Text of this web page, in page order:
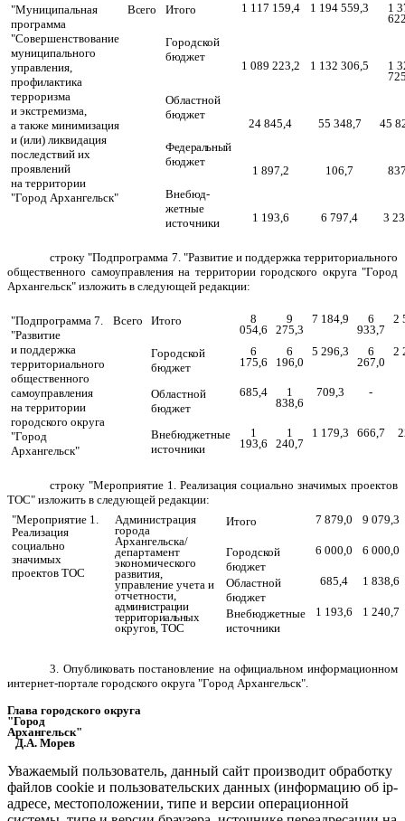
"Муниципальная
программа
"Совершенствование
муниципального
управления,
профилактика
терроризма
и экстремизма,
а также минимизация
и (или) ликвидация
последствий их
проявлений
на территории
"Город Архангельск"
Всего Итого 1 117 159,4 1 194 559,3
1
Городской
бюджет
1 089 223,2 1 132 306,5
1
Областной
бюджет
24 845,4 55 348,7
45
Федеральный
бюджет
1 897,2 106,7
Внебюд-
жетные
источники
1 193,6 6 797,4 3
строку "Подпрограмма 7. "Развитие и поддержка территориального
общественного самоуправления на территории городского округа "Город
Архангельск" изложить в следующей редакции:
"Подпрограмма 7.
"Развитие
и поддержка
территориального
общественного
самоуправления
на территории
городского округа
"Город
Архангельск"
Всего Итого
8
054,6
9
275,3
7 184,9
6
933,7
2
Городской
бюджет
6
175,6
6
196,0
5 296,3
6
267,0
2
Областной
бюджет
685,4
1
838,6
709,3 -
Внебюджетные
источники
1
193,6
1
240,7
1 179,3 666,7
строку "Мероприятие 1. Реализация социально значимых проектов
ТОС" изложить в следующей редакции:
"Мероприятие 1.
Реализация
социально
значимых
проектов ТОС
Администрация
города
Архангельска/
департамент
экономического
развития,
управление учета и
отчетности,
администрации
территориальных
округов, ТОС
Итого 7 879,0 9 079,3
Городской
бюджет
6 000,0 6 000,0
Областной
бюджет
685,4 1 838,6
Внебюджетные
источники
1 193,6 1 240,7
3. Опубликовать постановление на официальном информационном
интернет-портале городского округа "Город Архангельск".
Глава городского округа
"Город
Архангельск"
Д.А. Морев
Уважаемый пользователь, данный сайт производит обработку
файлов cookie и пользовательских данных (информацию об ip-
адресе, местоположении, типе и версии операционной